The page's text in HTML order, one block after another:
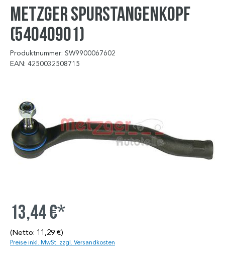
METZGER Spurstangenkopf
(54040901)
Produktnummer: SW9900067602
EAN: 4250032508715
13,44 €*
(Netto: 11,29 €)
Preise inkl. MwSt. zzgl. Versandkosten